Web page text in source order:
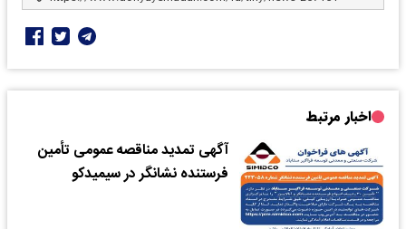
اخبار مرتبط
آگهی تمدید مناقصه عمومی تأمین
فرستنده نشانگر در سیمیدکو